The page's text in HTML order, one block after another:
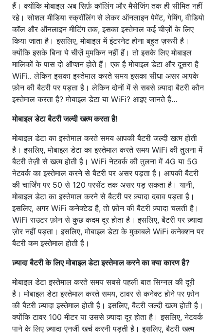
हैं। क्योंकि मोबाइल अब सिर्फ़ कॉलिंग और मैसेजिंग तक ही सीमित नहीं
रहे। सोशल मीडिया स्क्रॉलिंग से लेकर ऑनलाइन पेमेंट, गेमिंग, वीडियो
कॉल और ऑनलाइन मीटिंग तक, इसका इस्तेमाल कई चीज़ों के लिए
किया जाता है। इसलिए, मोबाइल में इंटरनेट होना बहुत ज़रूरी है।
क्योंकि इसके बिना ये चीज़ें मुमकिन नहीं हैं। तो इसके लिए मोबाइल
मालिकों के पास दो ऑप्शन होते हैं। एक है मोबाइल डेटा और दूसरा है
WiFi.. लेकिन इसका इस्तेमाल करते समय इसका सीधा असर आपके
फ़ोन की बैटरी पर पड़ता है। लेकिन दोनों में से सबसे ज़्यादा बैटरी कौन
इस्तेमाल करता है? मोबाइल डेटा या WiFi? आइए जानते हैं…
मोबाइल डेटा बैटरी जल्दी खत्म करता है!
मोबाइल डेटा का इस्तेमाल करते समय आपकी बैटरी जल्दी खत्म होती
है। इसलिए, मोबाइल डेटा का इस्तेमाल करते समय WiFi की तुलना में
बैटरी तेज़ी से खत्म होती है। WiFi नेटवर्क की तुलना में 4G या 5G
नेटवर्क का इस्तेमाल करने से बैटरी पर असर पड़ता है। आपकी बैटरी
की चार्जिंग पर 50 से 120 परसेंट तक असर पड़ सकता है। यानी,
मोबाइल डेटा का इस्तेमाल करने से बैटरी पर ज़्यादा दबाव पड़ता है।
इसलिए, अगर WiFi कनेक्टेड है, तो फ़ोन की बैटरी ज़्यादा चलती है।
WiFi राउटर फ़ोन से कुछ कदम दूर होता है। इसलिए, बैटरी पर ज़्यादा
ज़ोर नहीं पड़ता। इसलिए, मोबाइल डेटा के मुकाबले WiFi कनेक्शन पर
बैटरी कम इस्तेमाल होती है।
ज़्यादा बैटरी के लिए मोबाइल डेटा इस्तेमाल करने का क्या कारण है?
मोबाइल डेटा इस्तेमाल करते समय सबसे पहली बात सिग्नल की दूरी
है। मोबाइल डेटा इस्तेमाल करते समय, टावर से कनेक्ट होने पर फ़ोन
की बैटरी ज़्यादा इस्तेमाल होती है। इसलिए, बैटरी जल्दी खत्म होती है।
क्योंकि टावर 100 मीटर या उससे ज़्यादा दूर होता है। इसलिए, नेटवर्क
पाने के लिए ज़्यादा एनर्जी खर्च करनी पड़ती है। इसलिए, बैटरी खत्म